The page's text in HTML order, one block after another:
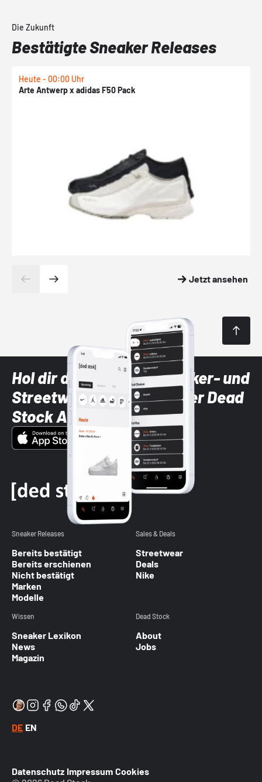
Die Zukunft
Bestätigte Sneaker Releases
Heute - 00:00 Uhr
Arte Antwerp x adidas F50 Pack
Jetzt ansehen
Hol dir die neuesten Sneaker- und
Streetwear-Brands mit der Dead
Stock App
Sneaker Releases
Bereits bestätigt
Bereits erschienen
Nicht bestätigt
Marken
Modelle
Sales & Deals
Streetwear
Deals
Nike
Wissen
Sneaker Lexikon
News
Magazin
Dead Stock
About
Jobs
DE EN
Datenschutz Impressum Cookies